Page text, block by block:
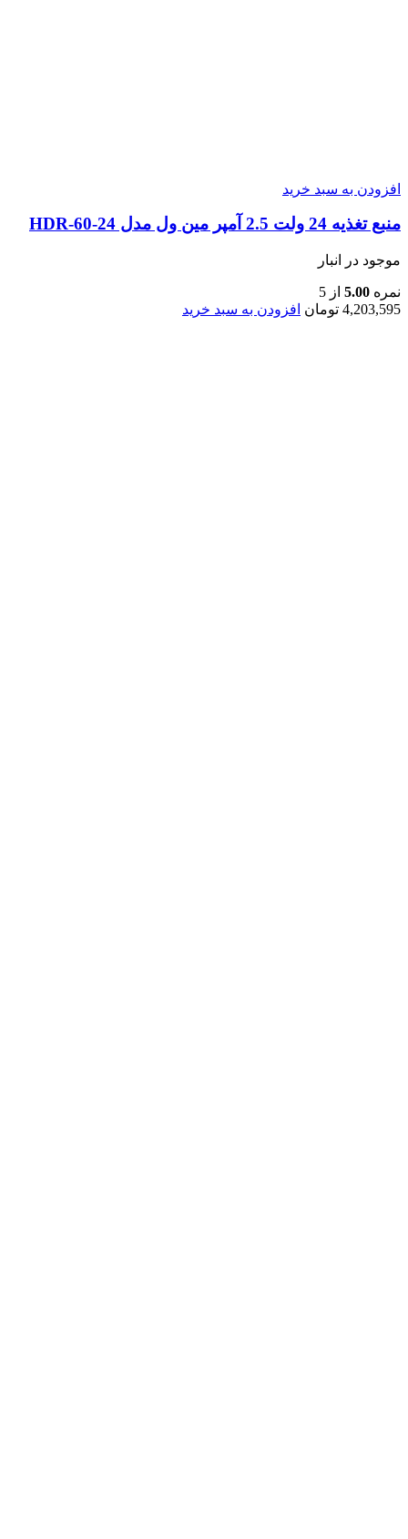
افزودن به سبد خرید
منبع تغذیه 24 ولت 2.5 آمپر مین ول مدل HDR-60-24
موجود در انبار
نمره 5.00 از 5
4,203,595 تومان افزودن به سبد خرید